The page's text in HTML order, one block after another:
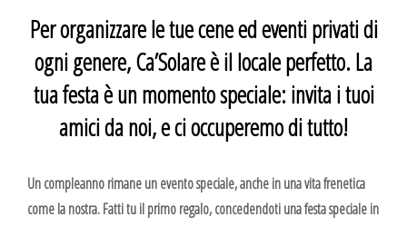
Per organizzare le tue cene ed eventi privati di
ogni genere, Ca’Solare è il locale perfetto. La
tua festa è un momento speciale: invita i tuoi
amici da noi, e ci occuperemo di tutto!
Un compleanno rimane un evento speciale, anche in una vita frenetica
come la nostra. Fatti tu il primo regalo, concedendoti una festa speciale in